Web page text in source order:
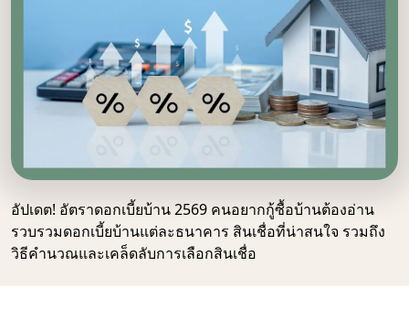
อัปเดต! อัตราดอกเบี้ยบ้าน 2569 คนอยากกู้ซื้อบ้านต้องอ่าน
รวบรวมดอกเบี้ยบ้านแต่ละธนาคาร สินเชื่อที่น่าสนใจ รวมถึง
วิธีคำนวณและเคล็ดลับการเลือกสินเชื่อ